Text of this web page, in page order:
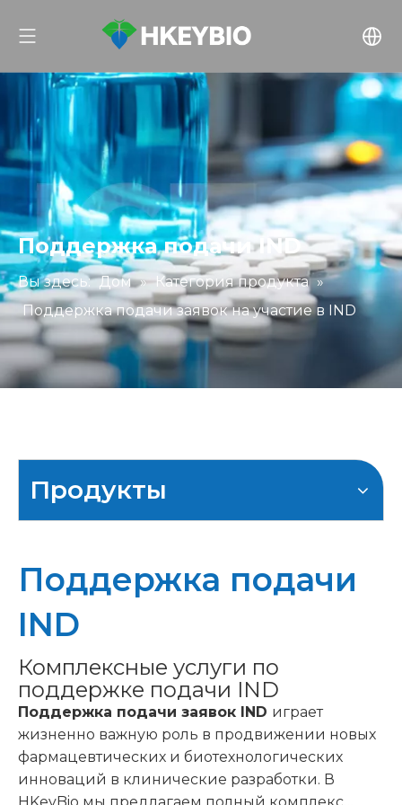
Поддержка подачи IND
Вы здесь: Дом » Категория продукта »
Поддержка подачи заявок на участие в IND
Продукты
Поддержка подачи
IND
Комплексные услуги по
поддержке подачи IND
Поддержка подачи заявок IND играет
жизненно важную роль в продвижении новых
фармацевтических и биотехнологических
инноваций в клинические разработки. В